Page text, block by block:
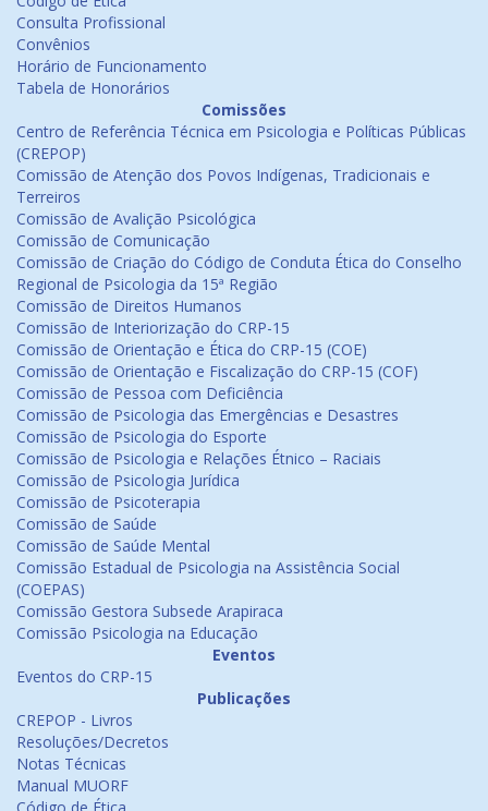
Consulta Profissional
Convênios
Horário de Funcionamento
Tabela de Honorários
Comissões
Centro de Referência Técnica em Psicologia e Políticas Públicas
(CREPOP)
Comissão de Atenção dos Povos Indígenas, Tradicionais e
Terreiros
Comissão de Avalição Psicológica
Comissão de Comunicação
Comissão de Criação do Código de Conduta Ética do Conselho
Regional de Psicologia da 15ª Região
Comissão de Direitos Humanos
Comissão de Interiorização do CRP-15
Comissão de Orientação e Ética do CRP-15 (COE)
Comissão de Orientação e Fiscalização do CRP-15 (COF)
Comissão de Pessoa com Deficiência
Comissão de Psicologia das Emergências e Desastres
Comissão de Psicologia do Esporte
Comissão de Psicologia e Relações Étnico – Raciais
Comissão de Psicologia Jurídica
Comissão de Psicoterapia
Comissão de Saúde
Comissão de Saúde Mental
Comissão Estadual de Psicologia na Assistência Social
(COEPAS)
Comissão Gestora Subsede Arapiraca
Comissão Psicologia na Educação
Eventos
Eventos do CRP-15
Publicações
CREPOP - Livros
Resoluções/Decretos
Notas Técnicas
Manual MUORF